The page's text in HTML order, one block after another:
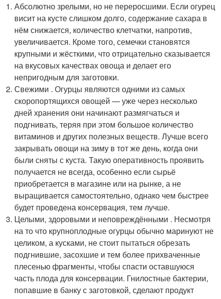
Абсолютно зрелыми, но не переросшими. Если огурец
висит на кусте слишком долго, содержание сахара в
нём снижается, количество клетчатки, напротив,
увеличивается. Кроме того, семечки становятся
крупными и жёсткими, что отрицательно сказывается
на вкусовых качествах овоща и делает его
непригодным для заготовки.
Свежими . Огурцы являются одними из самых
скоропортящихся овощей — уже через несколько
дней хранения они начинают размягчаться и
подгнивать, теряя при этом большое количество
витаминов и других полезных веществ. Лучше всего
закрывать овощи на зиму в тот же день, когда они
были сняты с куста. Такую оперативность проявить
получается не всегда, особенно если сырьё
приобретается в магазине или на рынке, а не
выращивается самостоятельно, однако чем быстрее
будет проведена консервация, тем лучше.
Целыми, здоровыми и неповреждёнными . Несмотря
на то что крупноплодные огурцы обычно маринуют не
целиком, а кусками, не стоит пытаться обрезать
подгнившие, засохшие и тем более прихваченные
плесенью фрагменты, чтобы спасти оставшуюся
часть плода для консервации. Гнилостные бактерии,
попавшие в банку с заготовкой, сделают продукт